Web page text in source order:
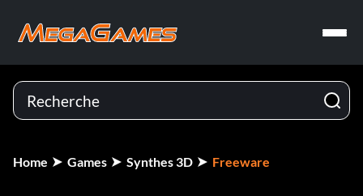
Home Games Synthes 3D Freeware